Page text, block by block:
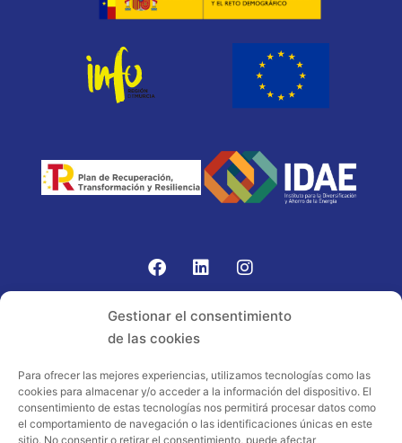
Gestionar el consentimiento
de las cookies
Para ofrecer las mejores experiencias, utilizamos tecnologías como las
cookies para almacenar y/o acceder a la información del dispositivo. El
consentimiento de estas tecnologías nos permitirá procesar datos como
el comportamiento de navegación o las identificaciones únicas en este
sitio. No consentir o retirar el consentimiento, puede afectar
Proyecto acogido al programa de
incentivos ligados al autoconsumo y
almacenamiento, con fuentes de energía